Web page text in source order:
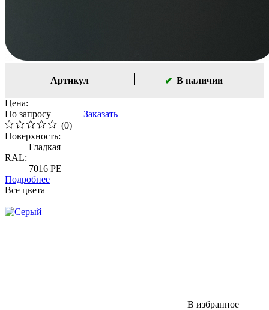
Артикул В наличии
Цена:
По запросу
Заказать
(0)
Поверхность:
Гладкая
RAL:
7016 PE
Подробнее
Все цвета
В избранное